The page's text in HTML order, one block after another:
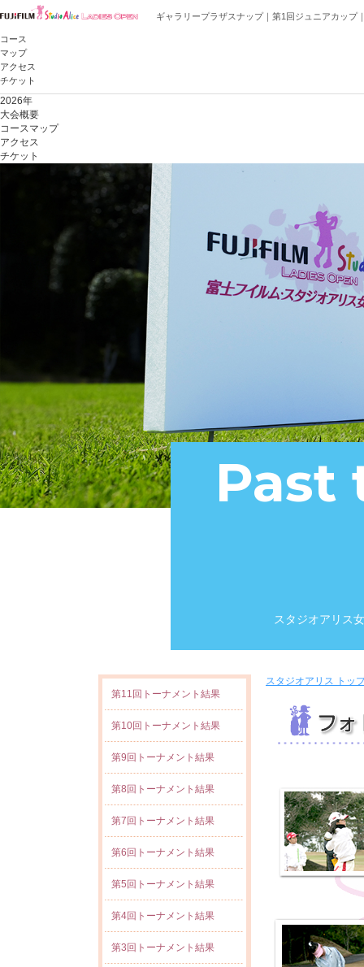
ギャラリープラザスナップ｜第1回ジュニアカッ
コース
マップ
アクセス
チケット
2026年
大会概要
コースマップ
アクセス
チケット
Past
スタジオアリス
スタジオアリス トッ
第11回トーナメント結果
第10回トーナメント結果
第9回トーナメント結果
第8回トーナメント結果
第7回トーナメント結果
第6回トーナメント結果
第5回トーナメント結果
第4回トーナメント結果
第3回トーナメント結果